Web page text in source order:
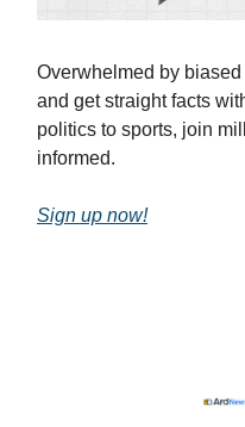
Overwhelmed by
and get straight facts
politics to sports, join
informed.
Sign up now!